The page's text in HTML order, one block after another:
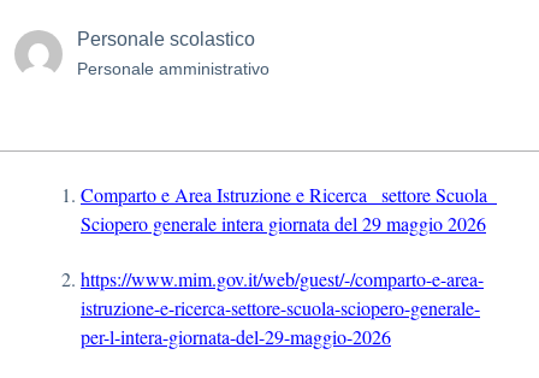
Personale scolastico
Personale amministrativo
Comparto e Area Istruzione e Ricerca_ settore Scuola_
Sciopero generale intera giornata del 29 maggio 2026
https://www.mim.gov.it/web/guest/-/comparto-e-area-
istruzione-e-ricerca-settore-scuola-sciopero-generale-
per-l-intera-giornata-del-29-maggio-2026